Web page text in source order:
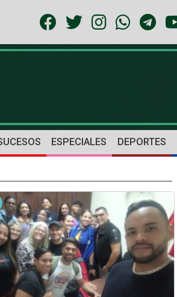
ESPECIALES DEPORTES